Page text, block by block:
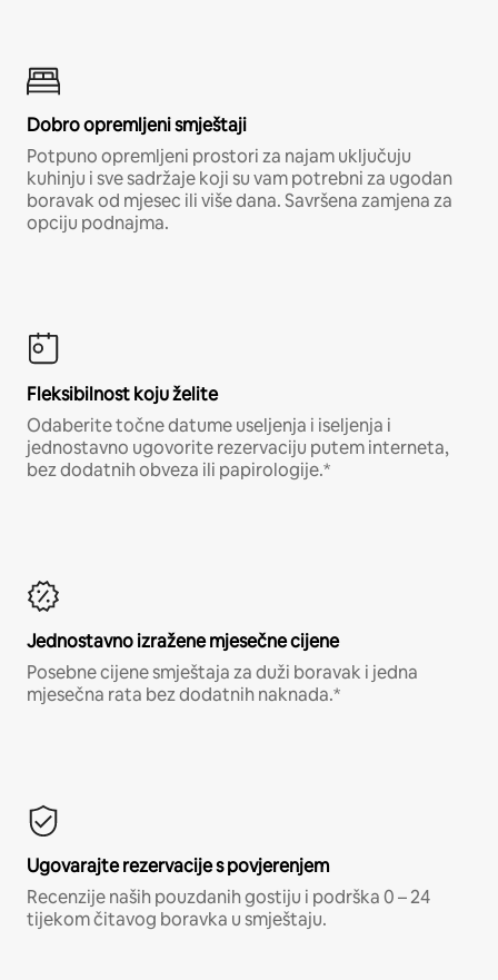
Dobro opremljeni smještaji
Potpuno opremljeni prostori za najam uključuju
kuhinju i sve sadržaje koji su vam potrebni za ugodan
boravak od mjesec ili više dana. Savršena zamjena za
opciju podnajma.
Fleksibilnost koju želite
Odaberite točne datume useljenja i iseljenja i
jednostavno ugovorite rezervaciju putem interneta,
bez dodatnih obveza ili papirologije.*
Jednostavno izražene mjesečne cijene
Posebne cijene smještaja za duži boravak i jedna
mjesečna rata bez dodatnih naknada.*
Ugovarajte rezervacije s povjerenjem
Recenzije naših pouzdanih gostiju i podrška 0 – 24
tijekom čitavog boravka u smještaju.